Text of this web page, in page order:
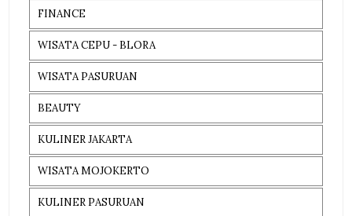
FINANCE
WISATA CEPU - BLORA
WISATA PASURUAN
BEAUTY
KULINER JAKARTA
WISATA MOJOKERTO
KULINER PASURUAN